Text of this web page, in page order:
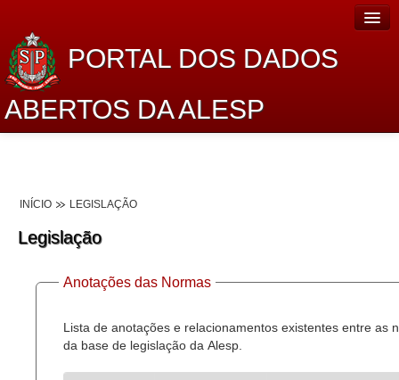
PORTAL DOS DADOS
ABERTOS DA ALESP
Dados Abertos Alesp
Lei de Acesso à Informação
Dados Governamentais Abertos
Planejamento
INÍCIO LEGISLAÇÃO
Legislação
Anotações das Normas
Lista de anotações e relacionamentos existentes entre as
da base de legislação da Alesp.